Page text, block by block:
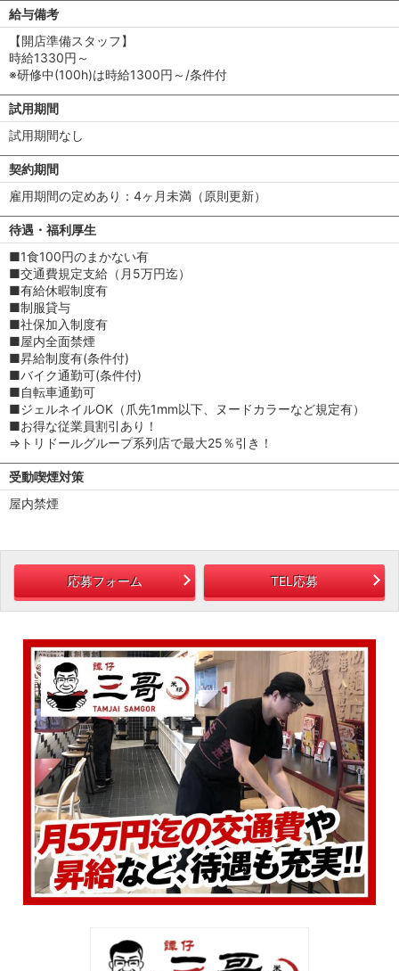
給与備考
【開店準備スタッフ】
時給1330円～
※研修中(100h)は時給1300円～/条件付
試用期間
試用期間なし
契約期間
雇用期間の定めあり：4ヶ月未満（原則更新）
待遇・福利厚生
■1食100円のまかない有
■交通費規定支給（月5万円迄）
■有給休暇制度有
■制服貸与
■社保加入制度有
■屋内全面禁煙
■昇給制度有(条件付)
■バイク通勤可(条件付)
■自転車通勤可
■ジェルネイルOK（爪先1mm以下、ヌードカラーなど規定有）
■お得な従業員割引あり！
⇒トリドールグループ系列店で最大25％引き！
受動喫煙対策
屋内禁煙
応募フォーム TEL応募